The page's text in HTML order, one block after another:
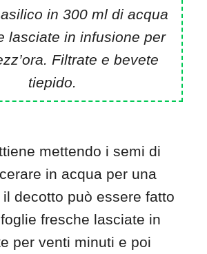
in 300 ml di acqua
lasciate in infusione per
Filtrate e bevete
tiepido.
mettendo i semi di
in acqua per una
decotto può essere fatto
fresche lasciate in
per venti minuti e poi